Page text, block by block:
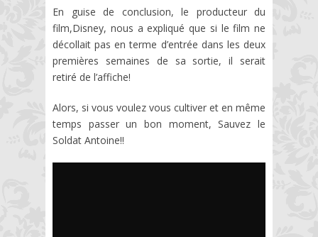
En guise de conclusion, le producteur du
film,Disney, nous a expliqué que si le film ne
décollait pas en terme d’entrée dans les deux
premières semaines de sa sortie, il serait
retiré de l’affiche!
Alors, si vous voulez vous cultiver et en même
temps passer un bon moment, Sauvez le
Soldat Antoine!!